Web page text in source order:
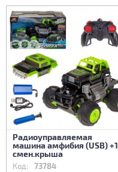
Радиоуправляемая
машина амфибия (USB) +1
смен.крыша
Код: 73784